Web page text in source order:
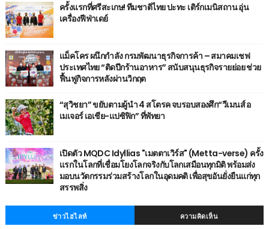
ครั้งแรกที่ศรีสะเกษ! ทีมชาติไทย ปะทะ เติร์กเมนิสถาน อุ่น
เครื่องฟีฟ่าเดย์
แม็คโคร ผนึกกำลัง กรมพัฒนาธุรกิจการค้า – สมาคมเชฟ
ประเทศไทย “ติดปีกร้านอาหาร” สนับสนุนธุรกิจรายย่อย ช่วย
ฟื้นฟูกิจการหลังผ่านวิกฤต
“สุวิชยา” ขยับตามผู้นำ 4 สโตรค จบรอบสองศึก“วีเมนส์ อ
เมเจอร์ เอเชีย-แปซิฟิก” ที่พัทยา
เปิดตัว MQDC Idyllias "เมตตาเวิร์ส" (Metta-verse) ครั้ง
แรกในโลกที่เชื่อมโยงโลกจริงกับโลกเสมือนทุกมิติ พร้อมส่ง
มอบนวัตกรรมร่วมสร้างโลกในอุดมคติ เพื่อสุขอันยั่งยืนแก่ทุก
สรรพสิ่ง
ข่าวไฮไลท์ ความคิดเห็น